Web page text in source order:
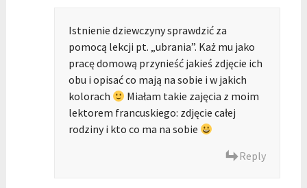
Istnienie dziewczyny sprawdzić za
pomocą lekcji pt. „ubrania”. Każ mu jako
pracę domową przynieść jakieś zdjęcie ich
obu i opisać co mają na sobie i w jakich
kolorach
Miałam takie zajęcia z moim
lektorem francuskiego: zdjęcie całej
rodziny i kto co ma na sobie
Reply